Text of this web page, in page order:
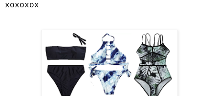
xoxoxox